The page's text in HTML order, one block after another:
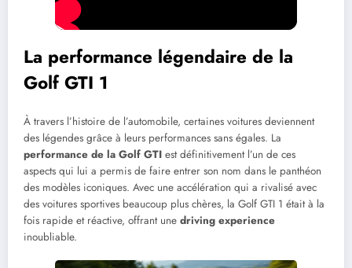
La performance légendaire de la
Golf GTI 1
À travers l’histoire de l’automobile, certaines voitures deviennent
des légendes grâce à leurs performances sans égales. La
performance de la Golf GTI est définitivement l’un de ces
aspects qui lui a permis de faire entrer son nom dans le panthéon
des modèles iconiques. Avec une accélération qui a rivalisé avec
des voitures sportives beaucoup plus chères, la Golf GTI 1 était à la
fois rapide et réactive, offrant une driving experience
inoubliable.